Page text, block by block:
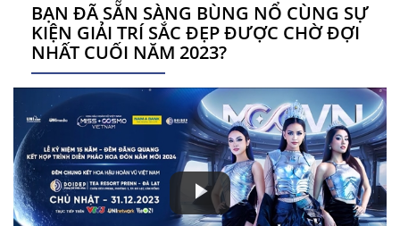
BẠN ĐÃ SẴN SÀNG BÙNG NỔ CÙNG SỰ
KIỆN GIẢI TRÍ SẮC ĐẸP ĐƯỢC CHỜ ĐỢI
NHẤT CUỐI NĂM 2023?
Play